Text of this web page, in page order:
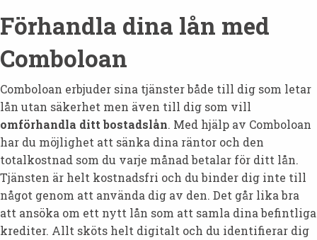
Förhandla dina lån med
Comboloan
Comboloan erbjuder sina tjänster både till dig som letar
lån utan säkerhet men även till dig som vill
omförhandla ditt bostadslån. Med hjälp av Comboloan
har du möjlighet att sänka dina räntor och den
totalkostnad som du varje månad betalar för ditt lån.
Tjänsten är helt kostnadsfri och du binder dig inte till
något genom att använda dig av den. Det går lika bra
att ansöka om ett nytt lån som att samla dina befintliga
krediter. Allt sköts helt digitalt och du identifierar dig